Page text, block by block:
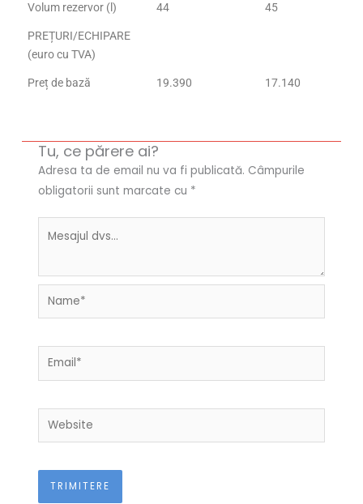
Volum rezervor (l) 44 45
PREȚURI/ECHIPARE
(euro cu TVA)
Preț de bază 19.390 17.140
Tu, ce părere ai?
Adresa ta de email nu va fi publicată. Câmpurile
obligatorii sunt marcate cu *
Name*
Email*
Website